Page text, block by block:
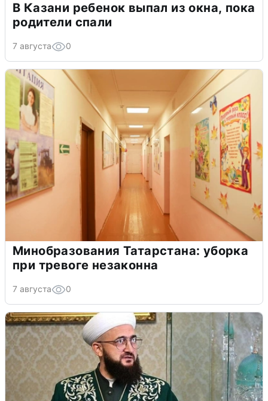
В Казани ребенок выпал из окна, пока
родители спали
7 августа 0
Минобразования Татарстана: уборка
при тревоге незаконна
7 августа 0